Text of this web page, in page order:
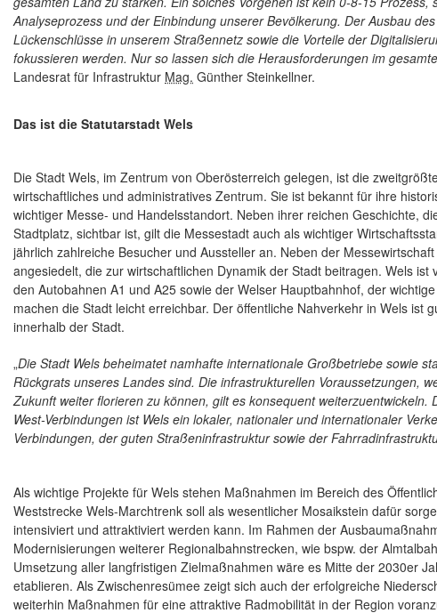
Analyseprozess und der Einbindung unserer Bevölkerung. Der Ausbau
Lückenschlüsse in unserem Straßennetz sowie die Vorteile der
fokussieren werden. Nur so lassen sich die Herausforderungen im
Landesrat für Infrastruktur Mag. Günther Steinkellner.
Das ist die Statutarstadt Wels
Die Stadt Wels, im Zentrum von Oberösterreich gelegen, ist die
wirtschaftliches und administratives Zentrum. Sie ist bekannt für ihre
wichtiger Messe- und Handelsstandort. Neben ihrer reichen Geschichte,
Stadtplatz, sichtbar ist, gilt die Messestadt auch als wichtiger
jährlich zahlreiche Besucher und Aussteller an. Neben der
angesiedelt, die zur wirtschaftlichen Dynamik der Stadt beitragen. Wels
den Autobahnen A1 und A25 sowie der Welser Hauptbahnhof, der
machen die Stadt leicht erreichbar. Der öffentliche Nahverkehr in Wels ist
innerhalb der Stadt.
„Die Stadt Wels beheimatet namhafte internationale Großbetriebe sowie
Rückgrats unseres Landes sind. Die infrastrukturellen Voraussetzungen,
Zukunft weiter florieren zu können, gilt es konsequent
West-Verbindungen ist Wels ein lokaler, nationaler und internationaler
Verbindungen, der guten Straßeninfrastruktur sowie der
Als wichtige Projekte für Wels stehen Maßnahmen im Bereich des
Weststrecke Wels-Marchtrenk soll als wesentlicher Mosaikstein dafür
intensiviert und attraktiviert werden kann. Im Rahmen der
Modernisierungen weiterer Regionalbahnstrecken, wie bspw. der
Umsetzung aller langfristigen Zielmaßnahmen wäre es Mitte der 2030er
etablieren. Als Zwischenresümee zeigt sich auch der erfolgreiche
weiterhin Maßnahmen für eine attraktive Radmobilität in der Region